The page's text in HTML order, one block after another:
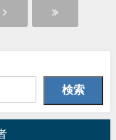
検索